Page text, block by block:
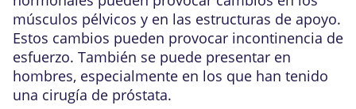
músculos pélvicos y en las estructuras de apoyo.
Estos cambios pueden provocar incontinencia de
esfuerzo. También se puede presentar en
hombres, especialmente en los que han tenido
una cirugía de próstata.